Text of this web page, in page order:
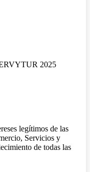
2025
legítimos de las
Servicios y
de todas las